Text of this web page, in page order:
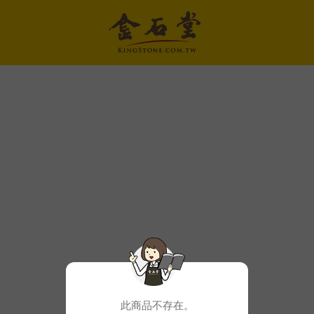
此商品不存在。